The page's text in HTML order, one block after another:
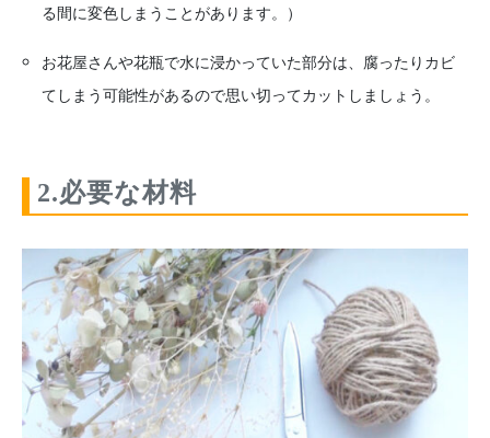
る間に変色しまうことがあります。）
お花屋さんや花瓶で水に浸かっていた部分は、腐ったりカビ
てしまう可能性があるので思い切ってカットしましょう。
2.必要な材料